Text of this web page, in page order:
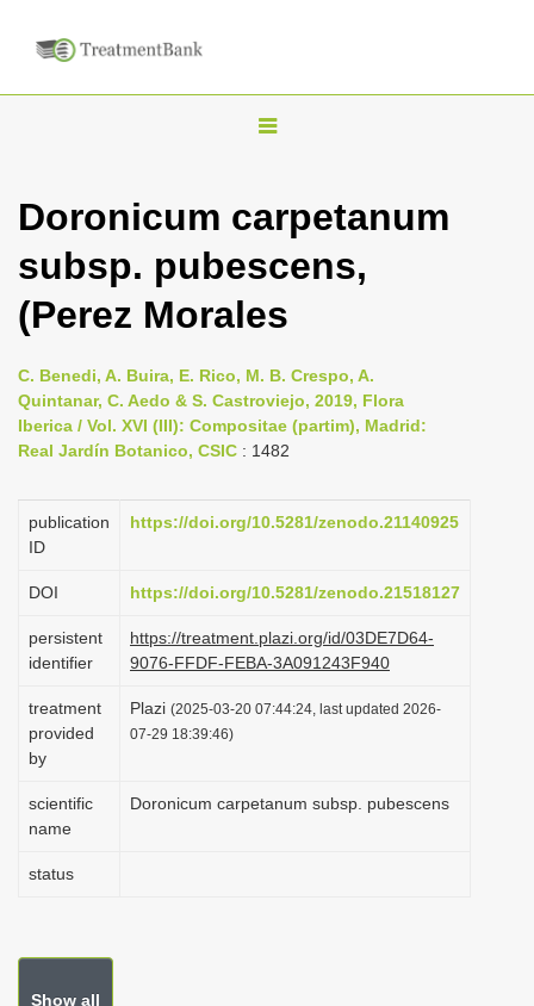
T
g
l
n
v
i
g
t
o
Doronicum carpetanum
subsp. pubescens,
(Perez Morales
C. Benedi, A. Buira, E. Rico, M. B. Crespo, A.
Quintanar, C. Aedo & S. Castroviejo, 2019, Flora
Iberica / Vol. XVI (III): Compositae (partim), Madrid:
Real Jardín Botanico, CSIC : 1482
publication
ID
https://doi.org/10.5281/zenodo.21140925
DOI https://doi.org/10.5281/zenodo.21518127
persistent
identifier
https://treatment.plazi.org/id/03DE7D64-
9076-FFDF-FEBA-3A091243F940
treatment
provided
by
Plazi (2025-03-20 07:44:24, last updated 2026-
07-29 18:39:46)
scientific
name
Doronicum carpetanum subsp. pubescens
status
Show all